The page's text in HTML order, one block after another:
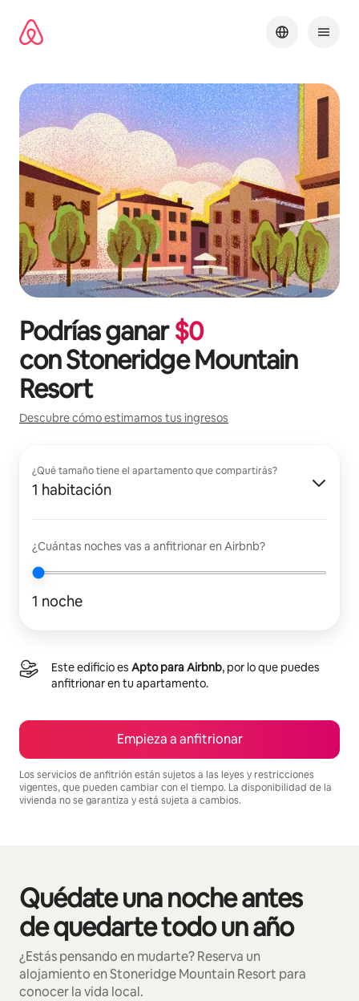
contenido
Podrías ganar$0
conStoneridge Mountain
Resort
Descubre cómo estimamos tus ingresos
¿Qué tamaño tiene el apartamento que compartirás?
1 habitación
¿Cuántas noches vas a anfitrionar en Airbnb?
1 noche
Este edificio es Apto para Airbnb, por lo que puedes
anfitrionar en tu apartamento.
Empieza a anfitrionar
Los servicios de anfitrión están sujetos a las leyes y restricciones
vigentes, que pueden cambiar con el tiempo. La disponibilidad de la
vivienda no se garantiza y está sujeta a cambios.
Quédate una noche antes
de quedarte todo un año
¿Estás pensando en mudarte? Reserva un
alojamiento en Stoneridge Mountain Resort para
conocer la vida local.
Se muestran0 de 0 elementos